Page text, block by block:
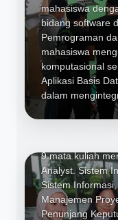
mahasiswa
bidang software
Pemrograman
mahasiswa
komputasional
Aplikasi Basis
dalam
Sistem
Pemodelan
Informasi,
Keputusan,
informasi,
Sistem
9 mata kuliah
Analyst. Sistem
Sistem
Manajemen
Penunjang